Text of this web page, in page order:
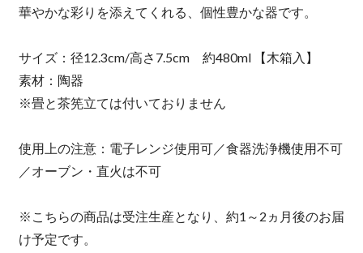
華やかな彩りを添えてくれる、個性豊かな器です。
サイズ：径12.3cm/高さ7.5cm 約480ml 【木箱入】
素材：陶器
※畳と茶筅立ては付いておりません
使用上の注意：電子レンジ使用可／食器洗浄機使用不可
／オーブン・直火は不可
※こちらの商品は受注生産となり、約1～2ヵ月後のお届
け予定です。